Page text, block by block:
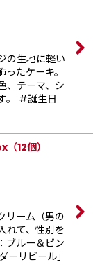
の生地に軽い
たケーキ。
、テーマ、シ
。 #誕生日
12個）
リーム（男の
れて、性別を
ブルー＆ピン
ーリビール」